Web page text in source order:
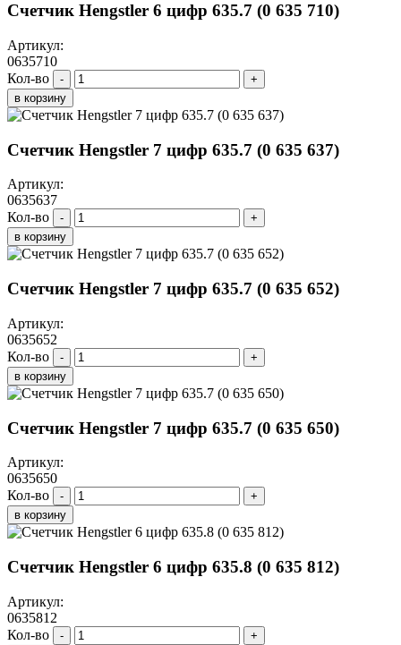
Счетчик Hengstler 6 цифр 635.7 (0 635 710)
Артикул:
0635710
Кол-во
-
+
в корзину
Счетчик Hengstler 7 цифр 635.7 (0 635 637)
Артикул:
0635637
Кол-во
-
+
в корзину
Счетчик Hengstler 7 цифр 635.7 (0 635 652)
Артикул:
0635652
Кол-во
-
+
в корзину
Счетчик Hengstler 7 цифр 635.7 (0 635 650)
Артикул:
0635650
Кол-во
-
+
в корзину
Счетчик Hengstler 6 цифр 635.8 (0 635 812)
Артикул:
0635812
Кол-во
-
+